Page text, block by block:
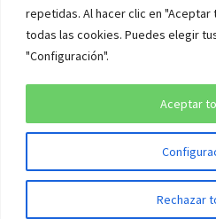
repetidas. Al hacer clic en
todas las cookies. Puedes elegir
"Configuración".
Rechazar
Aceptar
Aviso legal
Política de cookies
Copyright © 2026¡QUÉ HISTORIA!